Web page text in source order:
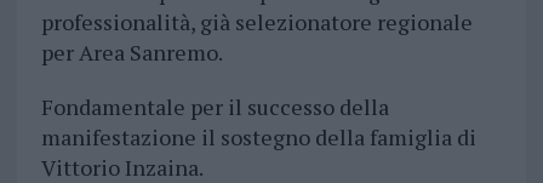
professionalità, già selezionatore regionale
per Area Sanremo.
Fondamentale per il successo della
manifestazione il sostegno della famiglia di
Vittorio Inzaina.